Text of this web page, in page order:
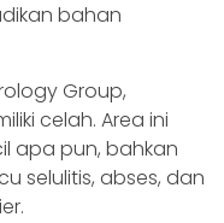
bahan
Group,
celah. Area ini
apa pun, bahkan
selulitis, abses, dan